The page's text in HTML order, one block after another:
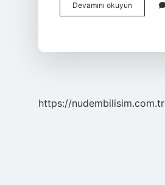
Devamını okuyun
Sivrisinek
https://nudembilisim.com.tr